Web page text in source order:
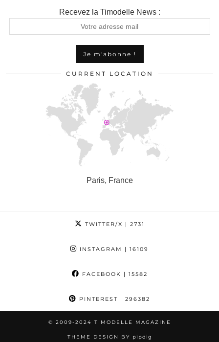
Recevez la Timodelle News :
CURRENT LOCATION
Paris, France
TWITTER/X | 2731
INSTAGRAM | 16109
FACEBOOK | 15582
PINTEREST | 296382
© 2009-2024 TIMODELLE MAGAZINE
THEME DESIGN BY pipdig